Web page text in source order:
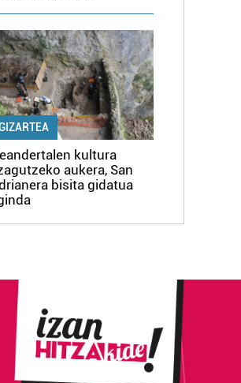
kultura
aukera, San
bisita gidatua